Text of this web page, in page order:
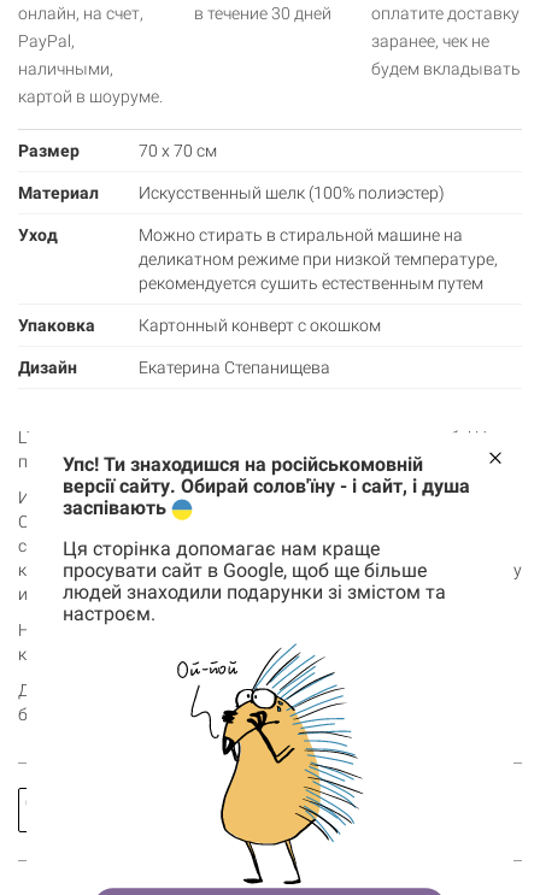
онлайн, на счет,
PayPal,
наличными,
картой в шоуруме.
в течение 30 дней
оплатите доставку
заранее, чек не
будем вкладывать
Размер 70 х 70 см
Материал Искусственный шелк (100% полиэстер)
Уход
Можно стирать в стиральной машине на
деликатном режиме при низкой температуре,
рекомендуется сушить естественным путем
Упаковка Картонный конверт с окошком
Дизайн Екатерина Степанищева
Цветочная, сильная, смелая – эти слова на платке о тебе! Наш
платок – это проявление украинского духа.
Иллюстрация украинской дизайнерки Екатерины
Степанищевой будет напоминать тебе о родном крае,
семейных традициях и неповторимой красоте украинской
культуры. Пусть каждый взгляд на нее будет вызывать улыбку
и чувство уюта.
Не простые украинские плитки, а с предсказанием. Каждая
клетка на платке – твое пророчество на этот день.
Добавляй платок в корзину и порадуй себя, подругу, маму или
бабушку!
Спросить
про товар
Упс! Ти знаходишся на російськомовній
версії сайту. Обирай солов'їну - і сайт, і душа
заспівають
Ця сторінка допомагає нам краще
просувати сайт в Google, щоб ще більше
людей знаходили подарунки зі змістом та
настроєм.
Корзина 0 товары
Корзина пуста